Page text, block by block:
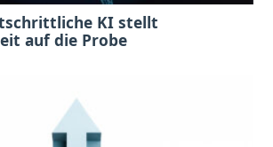
KI stellt
auf die Probe